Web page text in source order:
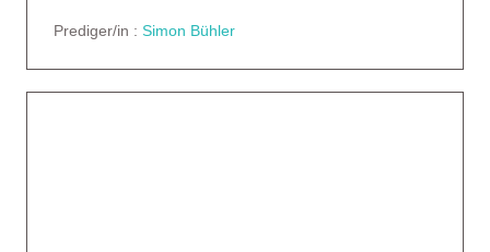
Prediger/in : Simon Bühler